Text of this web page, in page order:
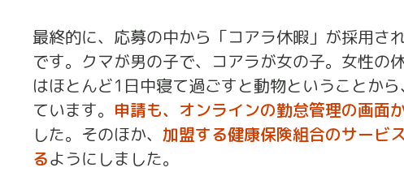
最終的に、応募の中から「コアラ休暇」が採用さ
です。クマが男の子で、コアラが女の子。女性の
はほとんど1日中寝て過ごすと動物ということか
ています。 申請も、オンラインの勤怠管理の画面
した。そのほか、 加盟する健康保険組合のサービ
るようにしました。